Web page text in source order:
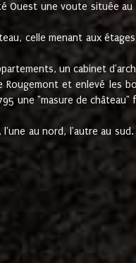
Ouest une voute située
celle menant aux
un cabinet
et enlevé les
une "masure de château"
au nord, l'autre au sud.